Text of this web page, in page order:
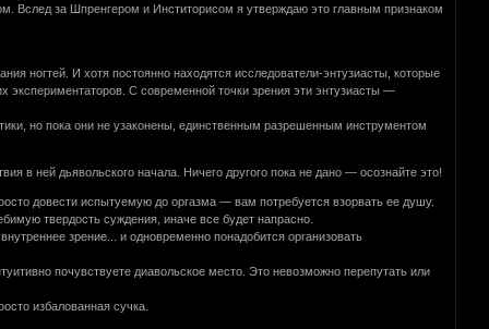
Вслед за Шпренгером и Инститорисом я утверждаю это главным признаком
ногтей. И хотя постоянно находятся исследователи-энтузиасты, которые
С современной точки зрения эти энтузиасты —
но пока они не узаконены, единственным разрешенным инструментом
в ней дьявольского начала. Ничего другого пока не дано — осознайте это!
довести испытуемую до оргазма — вам потребуется взорвать ее душу.
твердость суждения, иначе все будет напрасно.
зрение... и одновременно понадобится организовать
почувствуете диавольское место. Это невозможно перепутать или
избалованная сучка.